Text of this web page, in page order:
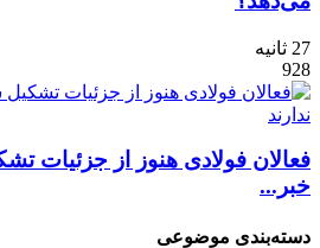
27 ثانیه
928
فعالان فولادی هنوز از جزئیات
خبر...
دسته‌بندی موضوعی